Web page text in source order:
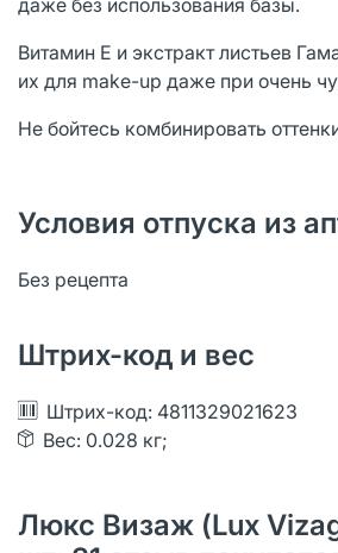
даже без использования базы.
Витамин Е и экстракт листьев
их для make-up даже при очень
Не бойтесь комбинировать
Условия отпуска из
Без рецепта
Штрих-код и вес
Штрих-код: 4811329021623
Вес: 0.028 кг;
Люкс Визаж (Lux